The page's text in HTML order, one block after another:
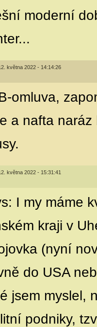
moderní
května 2022 - 14:14:26
omluva,
a nafta
května 2022 - 15:31:41
I my máme
kraji v
(nyní
do USA
jsem myslel,
podniky,